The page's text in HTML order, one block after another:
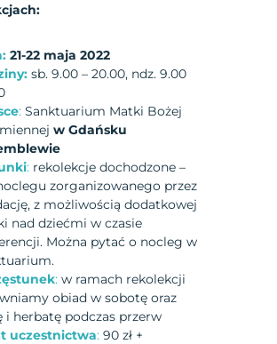
21-22 maja 2022
sb. 9.00 – 20.00, ndz. 9.00
: Sanktuarium Matki Bożej
w Gdańsku
: rekolekcje dochodzone –
zorganizowanego przez
z możliwością dodatkowej
nad dziećmi w czasie
Można pytać o nocleg w
: w ramach rekolekcji
obiad w sobotę oraz
i herbatę podczas przerw
uczestnictwa: 90 zł +